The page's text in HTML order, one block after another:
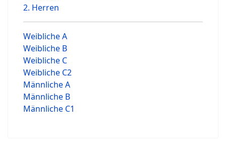
2. Herren
Weibliche A
Weibliche B
Weibliche C
Weibliche C2
Männliche A
Männliche B
Männliche C1